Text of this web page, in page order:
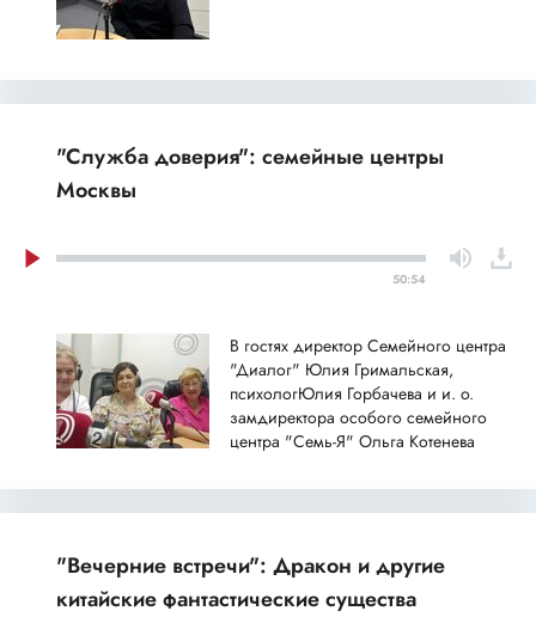
"Служба доверия": семейные центры
Москвы
50:54
В гостях директор Семейного центра
"Диалог" Юлия Гримальская,
психологЮлия Горбачева и и. о.
замдиректора особого семейного
центра "Семь-Я" Ольга Котенева
"Вечерние встречи": Дракон и другие
китайские фантастические существа